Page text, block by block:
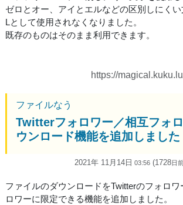
ゼロとオー、アイとエルなどの区別しにく
Lとして使用されなくなりました。
既存のものはそのまま利用できます。
https://
ファイルなう
Twitterフォロワー／相互フォ
ウンロード機能を追加しました
2021年 11月14日 03:56 (1728日
ファイルのダウンロードをTwitterのフォロワ
ロワーに限定できる機能を追加しました。